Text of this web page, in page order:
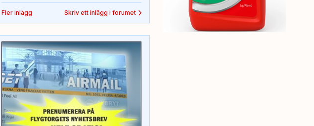
Fler inlägg Skriv ett inlägg i forumet